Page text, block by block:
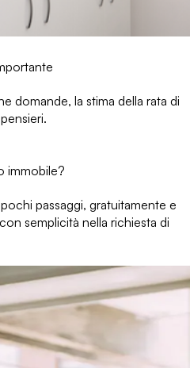
domande, la stima della rata di
immobile?
passaggi, gratuitamente e
semplicità nella richiesta di